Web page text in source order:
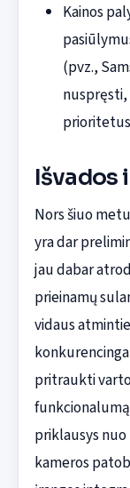
Kainos
(pvz.,
nuspręsti,
Išvados
Nors šiuo
yra dar
jau dabar
prieinamų
vidaus
pritraukti
priklausys
kameros